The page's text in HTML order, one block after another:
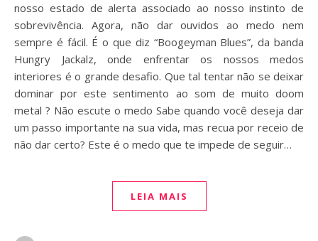
nosso estado de alerta associado ao nosso instinto de
sobrevivência. Agora, não dar ouvidos ao medo nem
sempre é fácil. É o que diz “Boogeyman Blues”, da banda
Hungry Jackalz, onde enfrentar os nossos medos
interiores é o grande desafio. Que tal tentar não se deixar
dominar por este sentimento ao som de muito doom
metal ? Não escute o medo Sabe quando você deseja dar
um passo importante na sua vida, mas recua por receio de
não dar certo? Este é o medo que te impede de seguir…
LEIA MAIS